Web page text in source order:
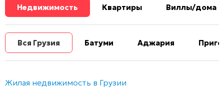
Недвижимость Квартиры Виллы/дома
Вся Грузия Батуми Аджария
Жилая недвижимость в Грузии